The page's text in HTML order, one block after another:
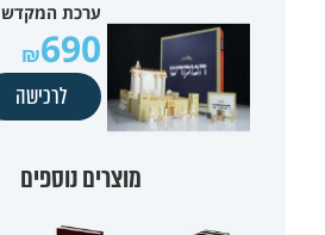
ערכת המקדש
690
לרכישה
מוצרים נוספים